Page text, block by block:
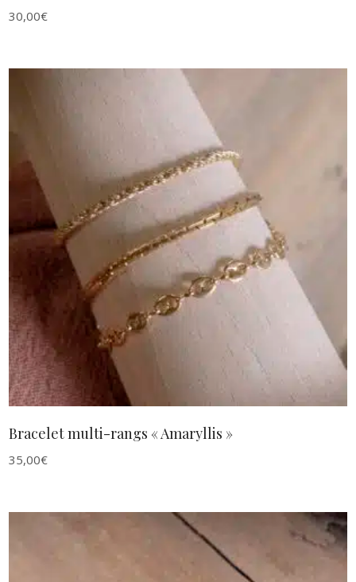
30,00€
AJOUTER AU PANIER
Bracelet multi-rangs « Amaryllis »
35,00€